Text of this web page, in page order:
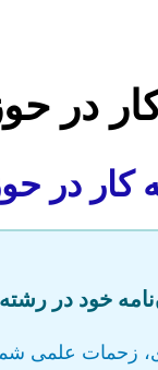
کار در
کار در
خود در
زحمات علمی